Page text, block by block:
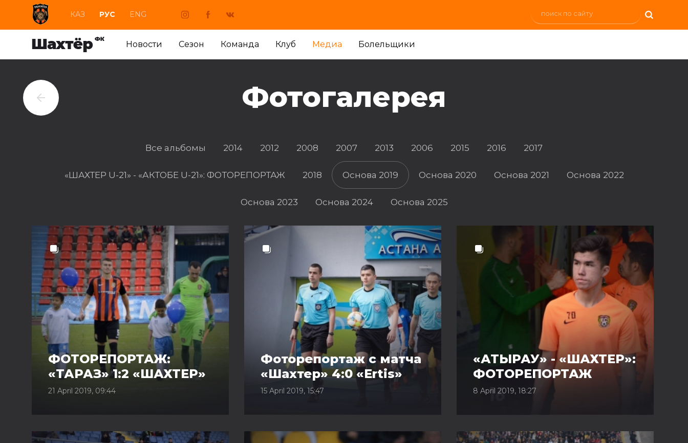
КАЗ РУС ENG
Новости Сезон Команда Клуб Медиа Болельщики
Фотогалерея
Все альбомы 2014 2012 2008 2007 2013 2006 2015 2016 2017
«ШАХТЕР U-21» - «АКТОБЕ U-21»: ФОТОРЕПОРТАЖ 2018 Основа 2019 Основа 2020 Основа 2021 Основа 2022
Основа 2023 Основа 2024 Основа 2025
ФОТОРЕПОРТАЖ:
«ТАРАЗ» 1:2 «ШАХТЕР»
21 April 2019, 09:44
Фоторепортаж с матча
«Шахтер» 4:0 «Ertis»
15 April 2019, 15:47
«АТЫРАУ» - «ШАХТЕР»:
ФОТОРЕПОРТАЖ
8 April 2019, 18:27